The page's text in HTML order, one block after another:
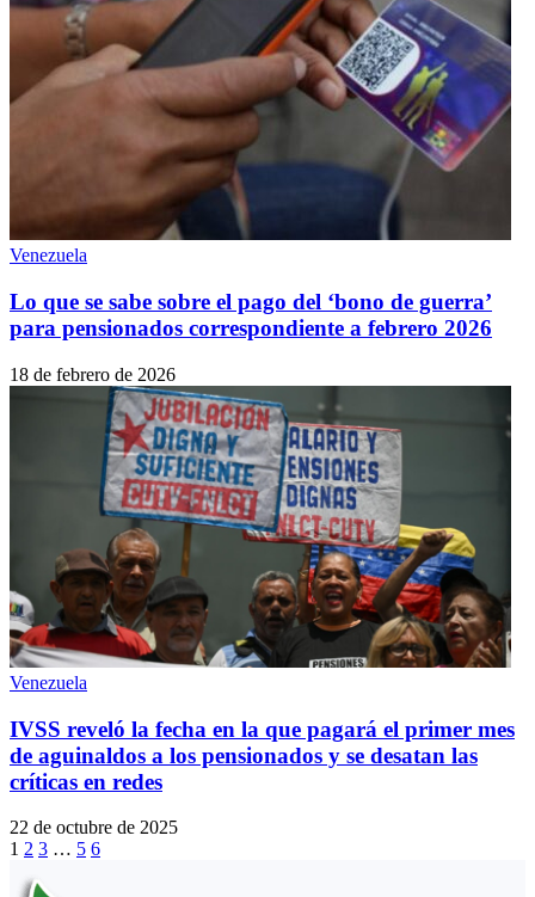
Venezuela
Lo que se sabe sobre el pago del ‘bono de guerra’
para pensionados correspondiente a febrero 2026
18 de febrero de 2026
Venezuela
IVSS reveló la fecha en la que pagará el primer mes
de aguinaldos a los pensionados y se desatan las
críticas en redes
22 de octubre de 2025
1 2 3 … 5 6